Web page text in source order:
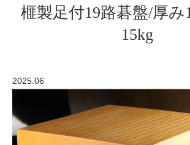
榧製足付19路碁盤/厚み
15kg
2025.06